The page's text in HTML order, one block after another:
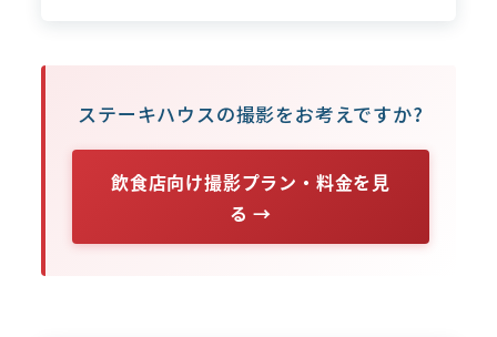
ステーキハウスの撮影をお考えですか?
飲食店向け撮影プラン・料金を見
る →